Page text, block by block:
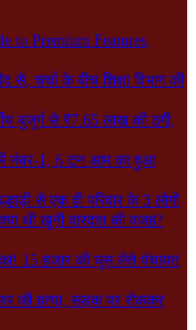
to Premium Features,
से, चर्चा के बीच शिक्षा विभाग की
बुजुर्ग से ₹7.65 लाख की ठगी,
में नंबर-1, 6 टन आम का हुआ
से एक ही परिवार के 3 लोगों
थी खूनी वारदात की वजह?
15 हजार की घूस लेते पंचायत
की हत्या, सड़क पर रोककर